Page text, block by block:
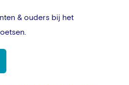
& ouders bij het